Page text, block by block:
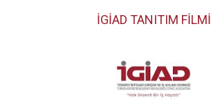
İGİAD TANITIM FİLMİ